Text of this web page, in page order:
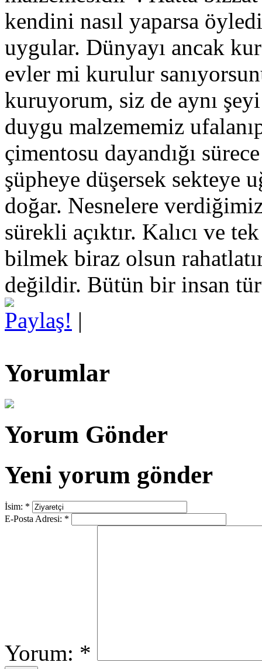
kendini nasıl yaparsa
uygular. Dünyayı ancak
evler mi kurulur
kuruyorum, siz de aynı
duygu malzememiz
çimentosu dayandığı
şüpheye düşersek sekteye
doğar. Nesnelere
sürekli açıktır. Kalıcı ve
bilmek biraz olsun
değildir. Bütün bir insan
Paylaş! |
Yorumlar
Yorum Gönder
Yeni yorum gönder
İsim: *
E-Posta Adresi: *
Yorum: *